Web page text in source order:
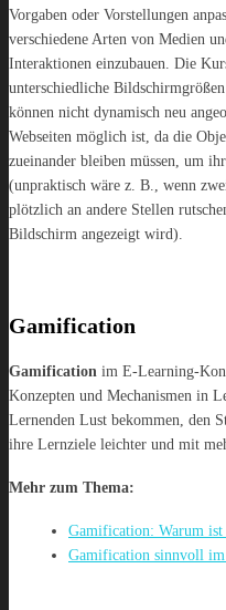
Vorgaben oder Vorstellungen
verschiedene Arten von Medien
Interaktionen einzubauen. Die
unterschiedliche
können nicht dynamisch neu
Webseiten möglich ist, da die
zueinander bleiben müssen, um
(unpraktisch wäre z. B., wenn
plötzlich an andere Stellen
Bildschirm angezeigt wird).
Gamification
Gamification im E-Learning-
Konzepten und Mechanismen in
Lernenden Lust bekommen, den
ihre Lernziele leichter und mit
Mehr zum Thema:
Gamification: Warum
Gamification sinnvoll im